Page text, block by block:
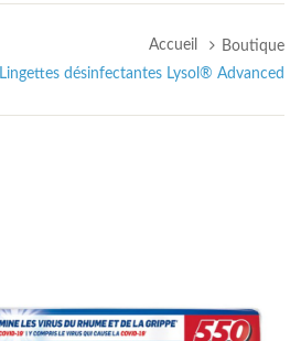
Accueil
Boutique
Lingettes désinfectantes Lysol® Advanced